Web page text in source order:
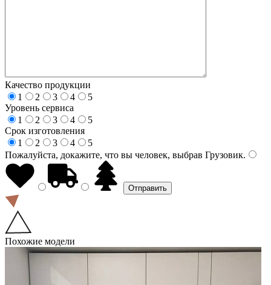
Качество продукции
1
2 3 4
5
Уровень сервиса
1
2 3 4
5
Срок изготовления
1
2 3 4
5
Пожалуйста, докажите, что вы человек, выбрав Грузовик.
Похожие модели